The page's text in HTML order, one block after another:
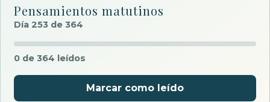
Pensamientos matutinos
Día 253 de 364
0 de 364 leídos
Marcar como leído